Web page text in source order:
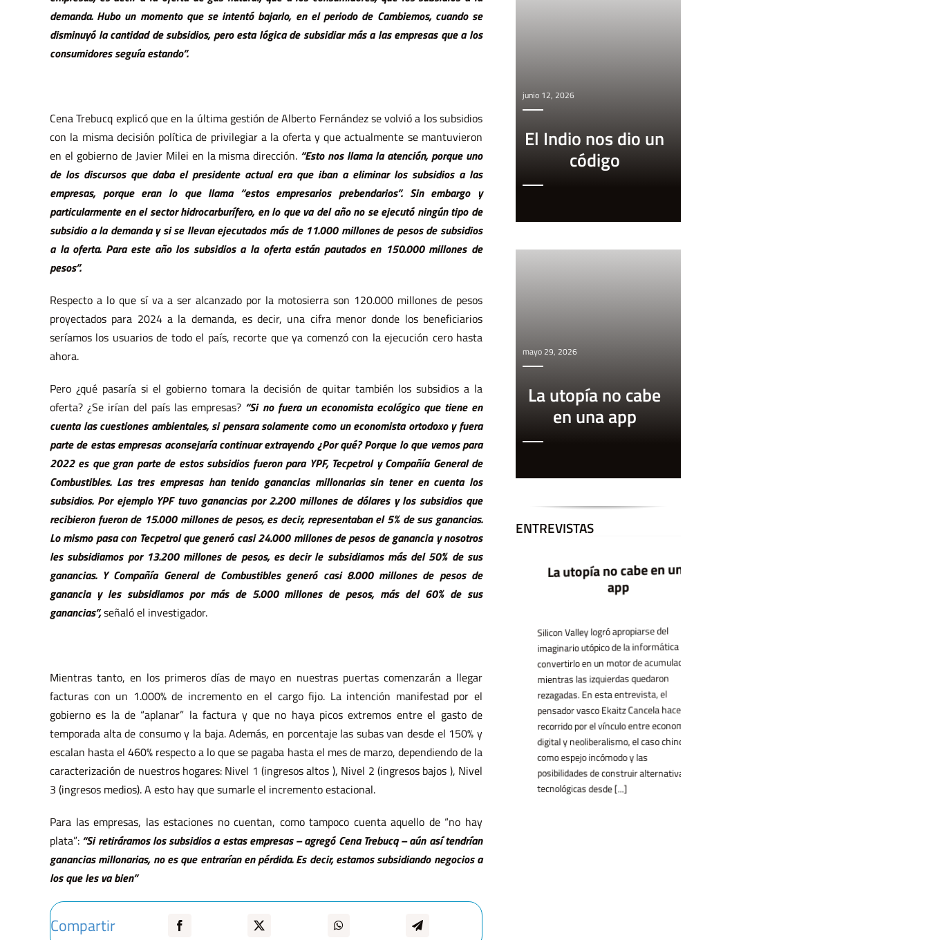
demanda. Hubo un momento que se intentó bajarlo, en el periodo de Cambiemos, cuando se
disminuyó la cantidad de subsidios, pero esta lógica de subsidiar más a las empresas que a los
consumidores seguía estando”.
Cena Trebucq explicó que en la última gestión de Alberto Fernández se volvió a los subsidios
con la misma decisión política de privilegiar a la oferta y que actualmente se mantuvieron
en el gobierno de Javier Milei en la misma dirección. “Esto nos llama la atención, porque uno
de los discursos que daba el presidente actual era que iban a eliminar los subsidios a las
empresas, porque eran lo que llama “estos empresarios prebendarios”. Sin embargo y
particularmente en el sector hidrocarburífero, en lo que va del año no se ejecutó ningún tipo de
subsidio a la demanda y si se llevan ejecutados más de 11.000 millones de pesos de subsidios
a la oferta. Para este año los subsidios a la oferta están pautados en 150.000 millones de
pesos”.
Respecto a lo que sí va a ser alcanzado por la motosierra son 120.000 millones de pesos
proyectados para 2024 a la demanda, es decir, una cifra menor donde los beneficiarios
seríamos los usuarios de todo el país, recorte que ya comenzó con la ejecución cero hasta
ahora.
Pero ¿qué pasaría si el gobierno tomara la decisión de quitar también los subsidios a la
oferta? ¿Se irían del país las empresas? “Si no fuera un economista ecológico que tiene en
cuenta las cuestiones ambientales, si pensara solamente como un economista ortodoxo y fuera
parte de estas empresas aconsejaría continuar extrayendo ¿Por qué? Porque lo que vemos para
2022 es que gran parte de estos subsidios fueron para YPF, Tecpetrol y Compañía General de
Combustibles. Las tres empresas han tenido ganancias millonarias sin tener en cuenta los
subsidios. Por ejemplo YPF tuvo ganancias por 2.200 millones de dólares y los subsidios que
recibieron fueron de 15.000 millones de pesos, es decir, representaban el 5% de sus ganancias.
Lo mismo pasa con Tecpetrol que generó casi 24.000 millones de pesos de ganancia y nosotros
les subsidiamos por 13.200 millones de pesos, es decir le subsidiamos más del 50% de sus
ganancias. Y Compañía General de Combustibles generó casi 8.000 millones de pesos de
ganancia y les subsidiamos por más de 5.000 millones de pesos, más del 60% de sus
ganancias”,señaló el investigador.
Mientras tanto, en los primeros días de mayo en nuestras puertas comenzarán a llegar
facturas con un 1.000% de incremento en el cargo fijo. La intención manifestad por el
gobierno es la de “aplanar” la factura y que no haya picos extremos entre el gasto de
temporada alta de consumo y la baja. Además, en porcentaje las subas van desde el 150% y
escalan hasta el 460% respecto a lo que se pagaba hasta el mes de marzo, dependiendo de la
caracterización de nuestros hogares: Nivel 1 (ingresos altos ), Nivel 2 (ingresos bajos ), Nivel
3 (ingresos medios). A esto hay que sumarle el incremento estacional.
Para las empresas, las estaciones no cuentan, como tampoco cuenta aquello de “no hay
plata”: “Si retiráramos los subsidios a estas empresas – agregó Cena Trebucq – aún así tendrían
ganancias millonarias, no es que entrarían en pérdida. Es decir, estamos subsidiando negocios a
los que les va bien”
Compartir
junio 12, 2026
El Indio nos dio un
código
mayo 29, 2026
La utopía no cabe
en una app
ENTREVISTAS
El Gobierno contra las
librerías-Libros como
El gobierno quiere derogar la ley de
precio único del libro con la promesa de
que serán más baratos, aunque la
experiencia internacional y la evidencia
económica muestran otra cosa. En este
texto, Alejandro Dujovne explica porqué
determina el valor monetario de los
libros, y destaca [...]
A
24 años de la M
asacre de
Avellaneda. “En el gesto
final de Darío, una mano
con M
axi y la otra frenando
los represores, ahí anida un
Reproducimos la columna de Sergio
Nicanoff en el programa Enredando las
Mañanas, el informativo de la Red de
Medios Alternativos, emitido el martes
23 de junio desde Radionauta, en la
ciudad de La Plata. ELM: Estamos en
comunicación con Sergio Nicanoff y una
nueva columna de Historia Reciente. Hoy
[...]
Nos siguen matando
fronteras y [...]
La utopía no cabe en una
app
Silicon Valley logró apropiarse del
imaginario utópico de la informática y
convertirlo en un motor de acumulación,
mientras las izquierdas quedaron
rezagadas. En esta entrevista, el
pensador vasco Ekaitz Cancela hace un
recorrido por el vínculo entre economía
digital y neoliberalismo, el caso chino
como espejo incómodo y las
posibilidades de construir alternativas
tecnológicas desde [...]